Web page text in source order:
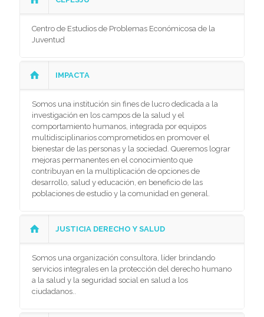
Centro de Estudios de Problemas Económicosa de la
Juventud
IMPACTA
Somos una institución sin fines de lucro dedicada a la
investigación en los campos de la salud y el
comportamiento humanos, integrada por equipos
multidisciplinarios comprometidos en promover el
bienestar de las personas y la sociedad. Queremos lograr
mejoras permanentes en el conocimiento que
contribuyan en la multiplicación de opciones de
desarrollo, salud y educación, en beneficio de las
poblaciones de estudio y la comunidad en general.
JUSTICIA DERECHO Y SALUD
Somos una organización consultora, líder brindando
servicios integrales en la protección del derecho humano
a la salud y la seguridad social en salud a los
ciudadanos..